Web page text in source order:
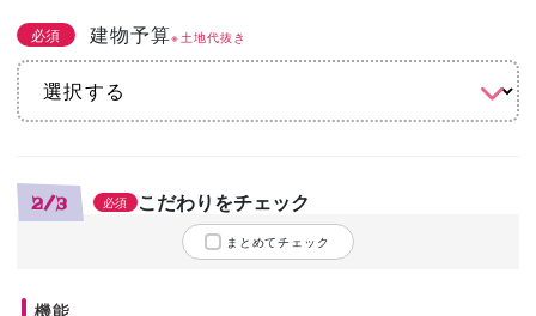
必須 建物予算※土地代抜き
2/3 必須 こだわりをチェック
まとめてチェック
機能